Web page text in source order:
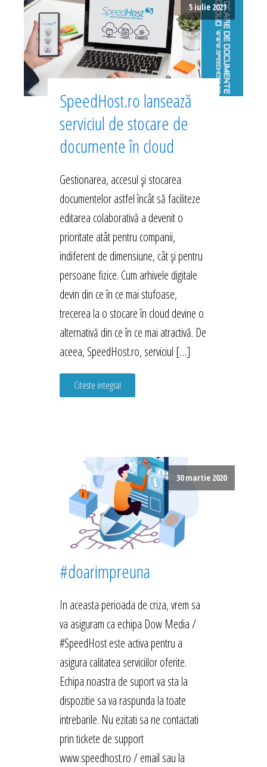
5 iulie 2021
SpeedHost.ro lansează
serviciul de stocare de
documente în cloud
Gestionarea, accesul și stocarea
documentelor astfel încât să faciliteze
editarea colaborativă a devenit o
prioritate atât pentru companii,
indiferent de dimensiune, cât și pentru
persoane fizice. Cum arhivele digitale
devin din ce în ce mai stufoase,
trecerea la o stocare în cloud devine o
alternativă din ce în ce mai atractivă. De
aceea, SpeedHost.ro, serviciul […]
Citeste integral
30 martie 2020
#doarimpreuna
In aceasta perioada de criza, vrem sa
va asiguram ca echipa Dow Media /
#SpeedHost este activa pentru a
asigura calitatea serviciilor oferite.
Echipa noastra de suport va sta la
dispozitie sa va raspunda la toate
intrebarile. Nu ezitati sa ne contactati
prin tickete de support
www.speedhost.ro / email sau la